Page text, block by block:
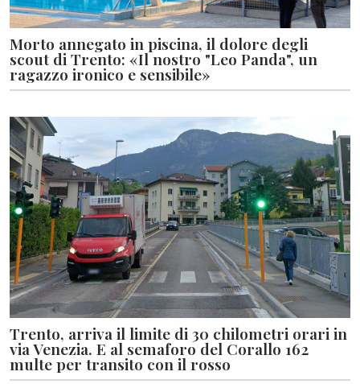
Morto annegato in piscina, il dolore degli
scout di Trento: «Il nostro "Leo Panda", un
ragazzo ironico e sensibile»
Trento, arriva il limite di 30 chilometri orari in
via Venezia. E al semaforo del Corallo 162
multe per transito con il rosso